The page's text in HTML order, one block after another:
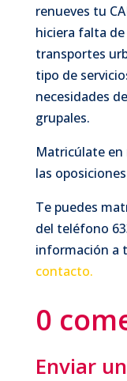
renueves tu
hiciera falta de
transportes
tipo de
necesidades
grupales.
Matricúlate en
las
Te puedes
del teléfono
información a
contacto.
0
Enviar